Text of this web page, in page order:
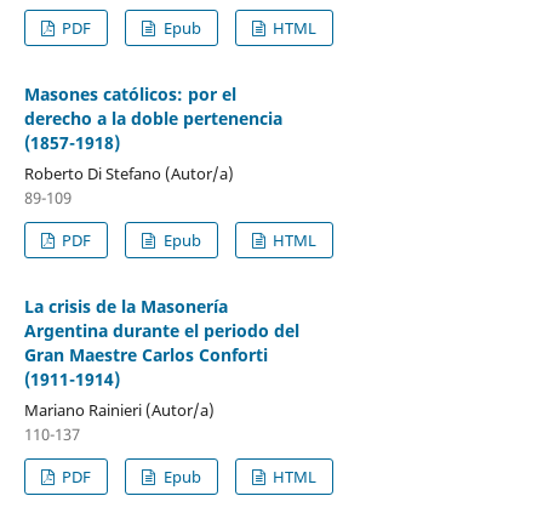
PDF
Epub HTML
Masones católicos: por el
derecho a la doble pertenencia
(1857-1918)
Roberto Di Stefano (Autor/a)
89-109
PDF
Epub HTML
La crisis de la Masonería
Argentina durante el periodo del
Gran Maestre Carlos Conforti
(1911-1914)
Mariano Rainieri (Autor/a)
110-137
PDF
Epub HTML